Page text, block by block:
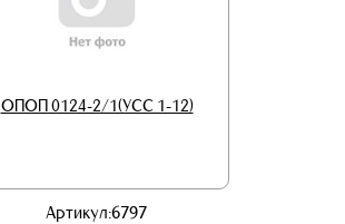
ОПОП 0124-2/1(УСС 1-12)
Артикул:6797